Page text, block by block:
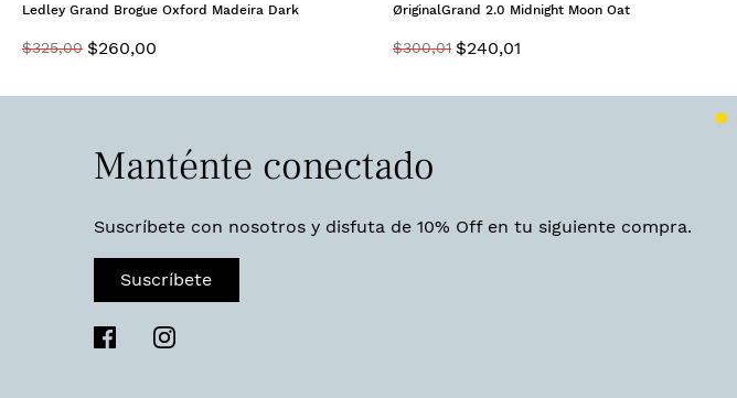
Ledley Grand Brogue Oxford Madeira Dark
$325,00 $260,00
ØriginalGrand 2.0 Midnight Moon Oat
$300,01 $240,01
Manténte conectado
Suscríbete con nosotros y disfuta de 10% Off en tu siguiente compra.
Suscríbete